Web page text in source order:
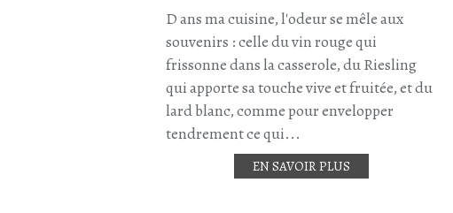
D ans ma cuisine, l'odeur se mêle aux
souvenirs : celle du vin rouge qui
frissonne dans la casserole, du Riesling
qui apporte sa touche vive et fruitée, et du
lard blanc, comme pour envelopper
tendrement ce qui...
EN SAVOIR PLUS